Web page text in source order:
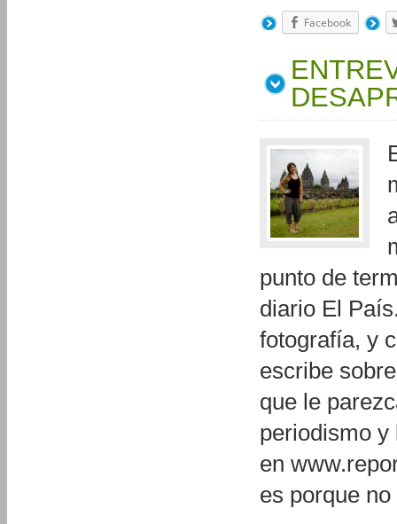
Facebook
punto de
diario El
fotografía, y
escribe
que le
periodismo y
en
es porque